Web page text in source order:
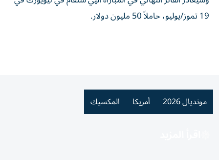
19 تموز/يوليو، حاملاً 50 مليون دولار.
مونديال 2026 أمريكا المكسيك